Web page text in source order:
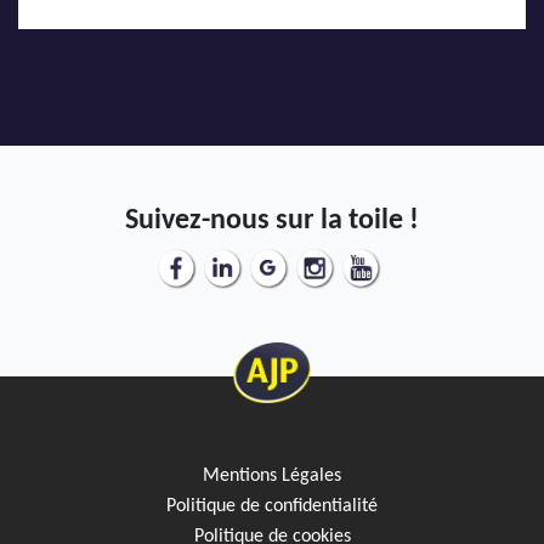
Suivez-nous sur la toile !
Mentions Légales
Politique de confidentialité
Politique de cookies